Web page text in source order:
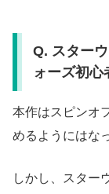
Q. スター
ォーズ初心
本作はスピンオ
めるようにはな
しかし、スター